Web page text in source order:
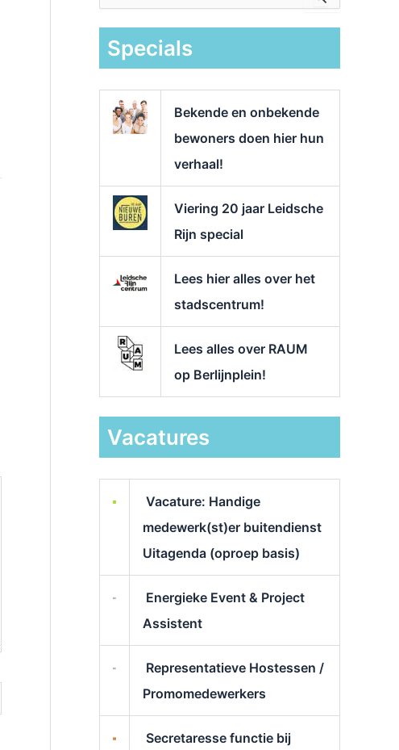
k
Specials
Bekende en onbekende
bewoners doen hier hun
verhaal!
Viering 20 jaar Leidsche
Rijn special
Lees hier alles over het
stadscentrum!
Lees alles over RAUM
op Berlijnplein!
Vacatures
Vacature: Handige
medewerk(st)er buitendienst
Uitagenda (oproep basis)
Energieke Event & Project
Assistent
Representatieve Hostessen /
Promomedewerkers
Secretaresse functie bij